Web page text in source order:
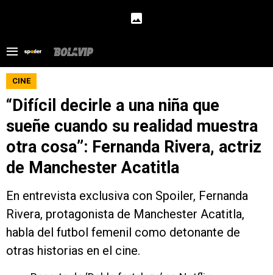
CINE
“Difícil decirle a una niña que
sueñe cuando su realidad muestra
otra cosa”: Fernanda Rivera, actriz
de Manchester Acatitla
En entrevista exclusiva con Spoiler, Fernanda
Rivera, protagonista de Manchester Acatitla,
habla del futbol femenil como detonante de
otras historias en el cine.